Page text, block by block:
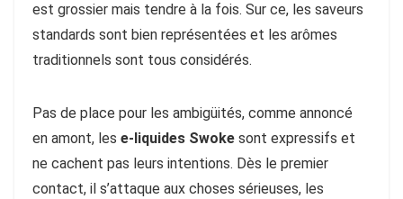
est grossier mais tendre à la fois. Sur ce, les saveurs
standards sont bien représentées et les arômes
traditionnels sont tous considérés.
Pas de place pour les ambigüités, comme annoncé
en amont, les e-liquides Swoke sont expressifs et
ne cachent pas leurs intentions. Dès le premier
contact, il s’attaque aux choses sérieuses, les